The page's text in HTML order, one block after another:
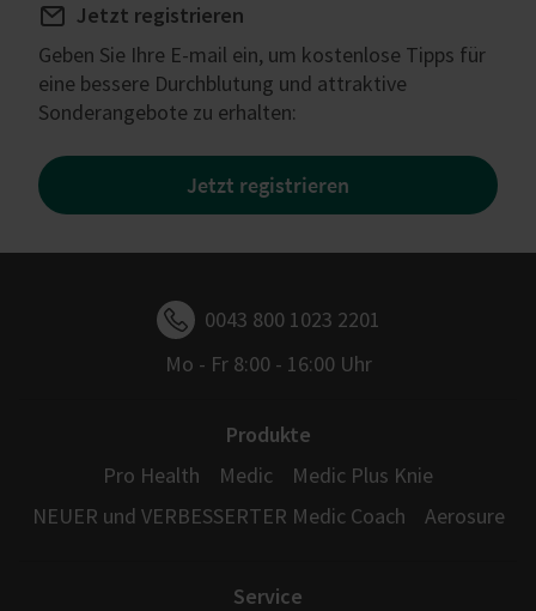
Jetzt registrieren
Geben Sie Ihre E-mail ein, um kostenlose Tipps für
eine bessere Durchblutung und attraktive
Sonderangebote zu erhalten:
Jetzt registrieren
0043 800 1023 2201
Mo - Fr 8:00 - 16:00 Uhr
Produkte
Pro Health
Medic
Medic Plus Knie
NEUER und VERBESSERTER Medic Coach
Aerosure
Service